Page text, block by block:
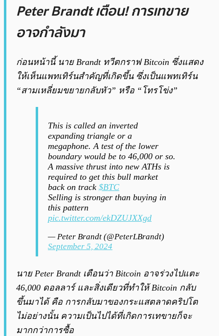
Peter Brandt เตือน! การเทขาย
อาจกำลังมา
ก่อนหน้านี้ นาย Brandt ทวีตกราฟ Bitcoin ซึ่งแสดง
ให้เห็นแพทเทิร์นสำคัญที่เกิดขึ้น ซึ่งเป็นแพทเทิร์น
“สามเหลี่ยมขยายกลับหัว” หรือ “โทรโข่ง”
This is called an inverted
expanding triangle or a
megaphone. A test of the lower
boundary would be to 46,000 or so.
A massive thrust into new ATHs is
required to get this bull market
back on track $BTC
Selling is stronger than buying in
this pattern
pic.twitter.com/ekDZUJXXgd
— Peter Brandt (@PeterLBrandt)
September 5, 2024
นาย Peter Brandt เตือนว่า Bitcoin อาจร่วงไปแตะ
46,000 ดอลลาร์ และสิ่งเดียวที่ทำให้ Bitcoin กลับ
ขึ้นมาได้ คือ การกลับมาของกระแสตลาดคริปโต
ไม่อย่างนั้น ความเป็นไปได้ที่เกิดการเทขายก็จะ
มากกว่าการซื้อ